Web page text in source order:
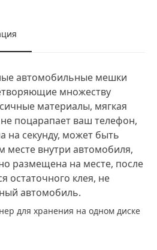
автомобильные мешки
множеству
материалы, мягкая
поцарапает ваш телефон,
на секунду, может быть
месте внутри автомобиля,
размещена на месте, после
остаточного клея, не
автомобиль.
для хранения на одном диске